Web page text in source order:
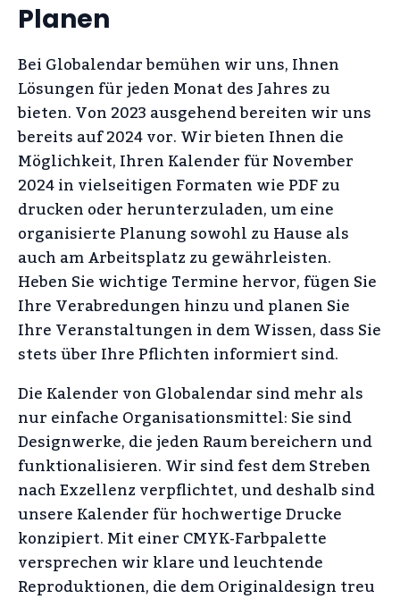
Planen
Bei Globalendar bemühen wir uns, Ihnen
Lösungen für jeden Monat des Jahres zu
bieten. Von 2023 ausgehend bereiten wir uns
bereits auf 2024 vor. Wir bieten Ihnen die
Möglichkeit, Ihren Kalender für November
2024 in vielseitigen Formaten wie PDF zu
drucken oder herunterzuladen, um eine
organisierte Planung sowohl zu Hause als
auch am Arbeitsplatz zu gewährleisten.
Heben Sie wichtige Termine hervor, fügen Sie
Ihre Verabredungen hinzu und planen Sie
Ihre Veranstaltungen in dem Wissen, dass Sie
stets über Ihre Pflichten informiert sind.
Die Kalender von Globalendar sind mehr als
nur einfache Organisationsmittel: Sie sind
Designwerke, die jeden Raum bereichern und
funktionalisieren. Wir sind fest dem Streben
nach Exzellenz verpflichtet, und deshalb sind
unsere Kalender für hochwertige Drucke
konzipiert. Mit einer CMYK-Farbpalette
versprechen wir klare und leuchtende
Reproduktionen, die dem Originaldesign treu